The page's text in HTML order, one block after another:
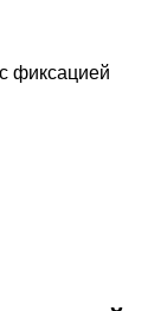
фиксацией